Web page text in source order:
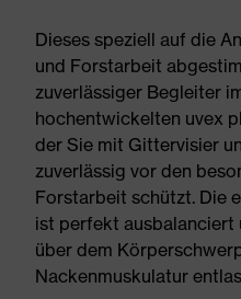
Dieses speziell auf die
und Forstarbeit
zuverlässiger Begleiter
hochentwickelten uvex
der Sie mit Gittervisier
zuverlässig vor den
Forstarbeit schützt. Die
ist perfekt
über dem
Nackenmuskulatur